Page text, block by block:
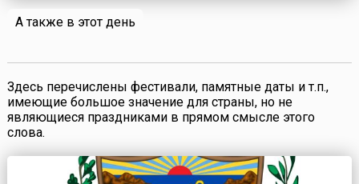
одолеть.Поселяне в этот день кропили домашний скот водой...
А также в этот день
Здесь перечислены фестивали, памятные даты и т.п.,
имеющие большое значение для страны, но не
являющиеся праздниками в прямом смысле этого
слова.